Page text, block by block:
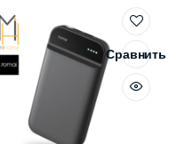
000 сум.
Сравнить